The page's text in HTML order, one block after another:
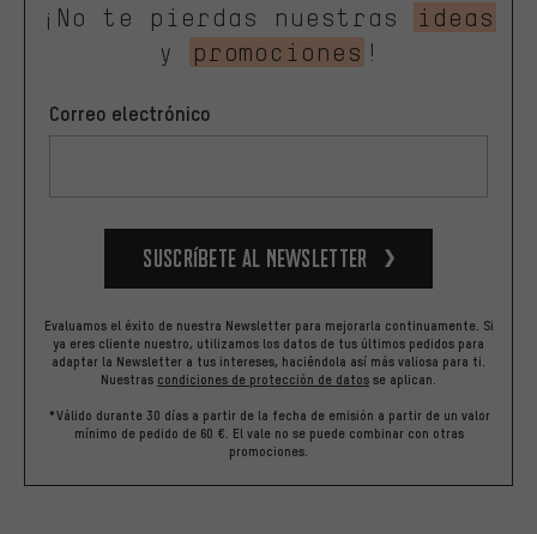
¡No te pierdas nuestras
ideas
y
promociones !
Correo electrónico
Suscríbete al newsletter
Evaluamos el éxito de nuestra Newsletter para mejorarla continuamente. Si
ya eres cliente nuestro, utilizamos los datos de tus últimos pedidos para
adaptar la Newsletter a tus intereses, haciéndola así más valiosa para ti.
Nuestras condiciones de protección de datos se aplican.
*Válido durante 30 días a partir de la fecha de emisión a partir de un valor
mínimo de pedido de 60 €. El vale no se puede combinar con otras
promociones.